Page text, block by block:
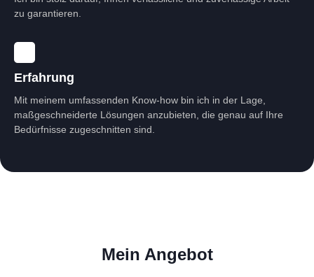
Erfahrung
Mit meinem umfassenden Know-how bin ich in der Lage,
maßgeschneiderte Lösungen anzubieten, die genau auf Ihre
Bedürfnisse zugeschnitten sind.
zu garantieren.
Mein Angebot